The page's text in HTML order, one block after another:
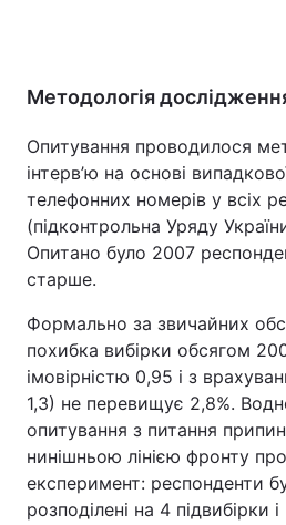
Методологія
Опитування проводилося
інтерв’ю на основі
телефонних номерів у всіх
(підконтрольна Уряду
Опитано було 2007
старше.
Формально за звичайних
похибка вибірки обсягом
імовірністю 0,95 і з
1,3) не перевищує 2,8%.
опитування з питання
нинішньою лінією фронту
експеримент: респонденти
розподілені на 4 підвибірки